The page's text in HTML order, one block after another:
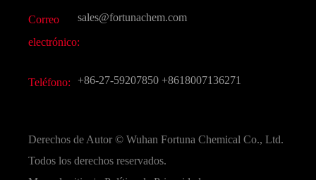
CAS químico
Todos los productos químicos finos
Correo
electrónico:
sales@fortunachem.com
Teléfono: +86-27-59207850 +8618007136271
Derechos de Autor © Wuhan Fortuna Chemical Co., Ltd.
Todos los derechos reservados.